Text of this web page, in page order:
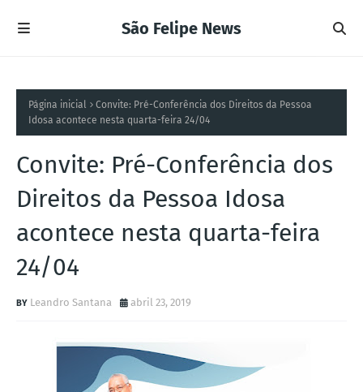
São Felipe News
Página inicial
Convite: Pré-Conferência dos Direitos da Pessoa
Idosa acontece nesta quarta-feira 24/04
Convite: Pré-Conferência dos
Direitos da Pessoa Idosa
acontece nesta quarta-feira
24/04
Leandro Santana abril 23, 2019